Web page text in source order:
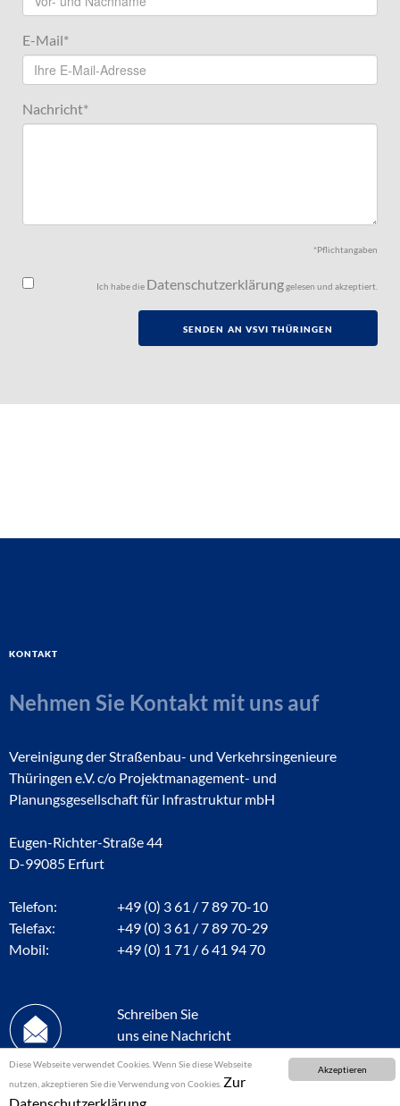
Akzeptieren
Diese Webseite verwendet Cookies. Wenn Sie diese Webseite
nutzen, akzeptieren Sie die Verwendung von Cookies. Zur
E-Mail*
Nachricht*
*Pflichtangaben
Ich habe die Datenschutzerklärunggelesen und akzeptiert.
Kontakt
Nehmen Sie Kontakt mit uns auf
Vereinigung der Straßenbau- und Verkehrsingenieure
Thüringen e.V. c/o Projektmanagement- und
Planungsgesellschaft für Infrastruktur mbH
Eugen-Richter-Straße 44
D-99085 Erfurt
Telefon:
+49 (0) 3 61 / 7 89 70-10
Telefax:
+49 (0) 3 61 / 7 89 70-29
Mobil:
+49 (0) 1 71 / 6 41 94 70
Schreiben Sie
uns eine Nachricht